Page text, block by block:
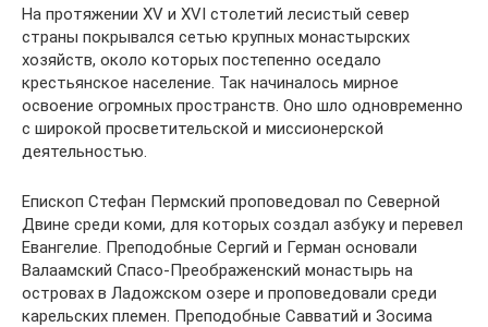
На протяжении XV и XVI столетий лесистый север
страны покрывался сетью крупных монастырских
хозяйств, около которых постепенно оседало
крестьянское население. Так начиналось мирное
освоение огромных пространств. Оно шло одновременно
с широкой просветительской и миссионерской
деятельностью.
Епископ Стефан Пермский проповедовал по Северной
Двине среди коми, для которых создал азбуку и перевел
Евангелие. Преподобные Сергий и Герман основали
Валаамский Спасо-Преображенский монастырь на
островах в Ладожском озере и проповедовали среди
карельских племен. Преподобные Савватий и Зосима